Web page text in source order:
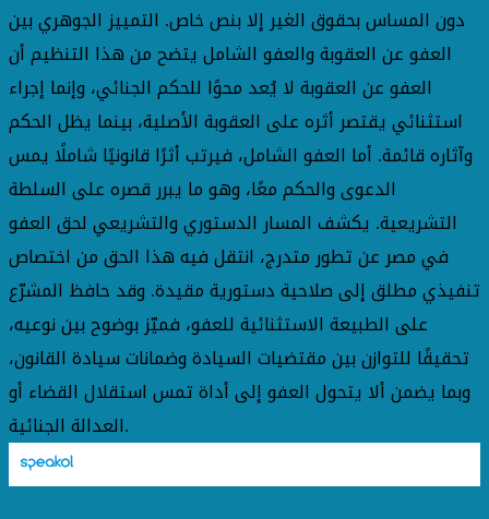
دون المساس بحقوق الغير إلا بنص خاص. التمييز الجوهري بين
العفو عن العقوبة والعفو الشامل يتضح من هذا التنظيم أن
العفو عن العقوبة لا يُعد محوًا للحكم الجنائي، وإنما إجراء
استثنائي يقتصر أثره على العقوبة الأصلية، بينما يظل الحكم
وآثاره قائمة. أما العفو الشامل، فيرتب أثرًا قانونيًا شاملًا يمس
الدعوى والحكم معًا، وهو ما يبرر قصره على السلطة
التشريعية. يكشف المسار الدستوري والتشريعي لحق العفو
في مصر عن تطور متدرج، انتقل فيه هذا الحق من اختصاص
تنفيذي مطلق إلى صلاحية دستورية مقيدة. وقد حافظ المشرّع
على الطبيعة الاستثنائية للعفو، فميّز بوضوح بين نوعيه،
تحقيقًا للتوازن بين مقتضيات السيادة وضمانات سيادة القانون،
وبما يضمن ألا يتحول العفو إلى أداة تمس استقلال القضاء أو
العدالة الجنائية.